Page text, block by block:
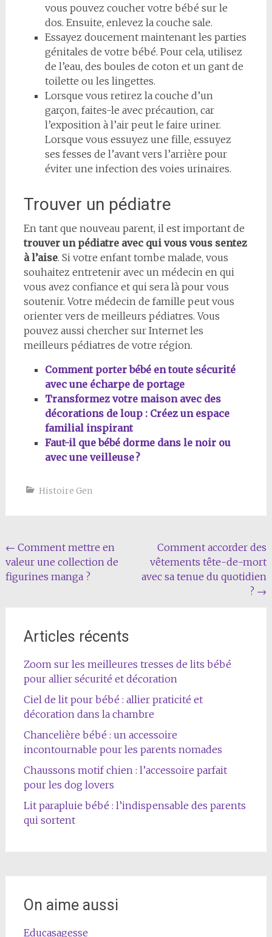
vous pouvez coucher votre bébé sur le
dos. Ensuite, enlevez la couche sale.
Essayez doucement maintenant les parties
génitales de votre bébé. Pour cela, utilisez
de l’eau, des boules de coton et un gant de
toilette ou les lingettes.
Lorsque vous retirez la couche d’un
garçon, faites-le avec précaution, car
l’exposition à l’air peut le faire uriner.
Lorsque vous essuyez une fille, essuyez
ses fesses de l’avant vers l’arrière pour
éviter une infection des voies urinaires.
Trouver un pédiatre
En tant que nouveau parent, il est important de
trouver un pédiatre avec qui vous vous sentez
à l’aise. Si votre enfant tombe malade, vous
souhaitez entretenir avec un médecin en qui
vous avez confiance et qui sera là pour vous
soutenir. Votre médecin de famille peut vous
orienter vers de meilleurs pédiatres. Vous
pouvez aussi chercher sur Internet les
meilleurs pédiatres de votre région.
Comment porter bébé en toute sécurité
avec une écharpe de portage
Transformez votre maison avec des
décorations de loup : Créez un espace
familial inspirant
Faut-il que bébé dorme dans le noir ou
avec une veilleuse ?
Histoire Gen
Navigation
de
l'article
← Comment mettre en
valeur une collection de
figurines manga ?
Comment accorder des
vêtements tête-de-mort
avec sa tenue du quotidien
? →
Articles récents
Zoom sur les meilleures tresses de lits bébé
pour allier sécurité et décoration
Ciel de lit pour bébé : allier praticité et
décoration dans la chambre
Chancelière bébé : un accessoire
incontournable pour les parents nomades
Chaussons motif chien : l’accessoire parfait
pour les dog lovers
Lit parapluie bébé : l’indispensable des parents
qui sortent
On aime aussi
Educasagesse